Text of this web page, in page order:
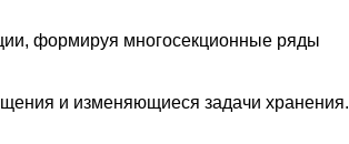
формируя многосекционные ряды
и изменяющиеся задачи хранения.